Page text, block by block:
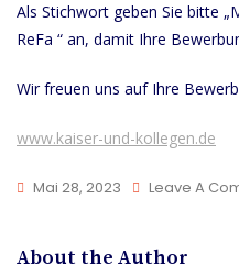
Als Stichwort geben Sie bitte
ReFa “ an, damit Ihre
Wir freuen uns auf Ihre
www.kaiser-und-kollegen.de
Mai 28, 2023 Leave A
About the Author